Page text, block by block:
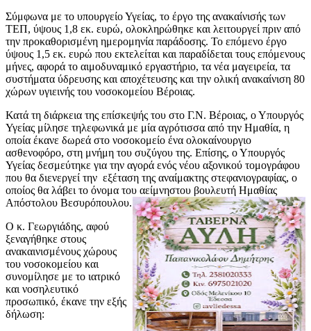
Σύμφωνα με το υπουργείο Υγείας, το έργο της ανακαίνισής των
ΤΕΠ, ύψους 1,8 εκ. ευρώ, ολοκληρώθηκε και λειτουργεί πριν από
την προκαθορισμένη ημερομηνία παράδοσης. Το επόμενο έργο
ύψους 1,5 εκ. ευρώ που εκτελείται και παραδίδεται τους επόμενους
μήνες, αφορά το αιμοδυναμικό εργαστήριο, τα νέα μαγειρεία, τα
συστήματα ύδρευσης και αποχέτευσης και την ολική ανακαίνιση 80
χώρων υγιεινής του νοσοκομείου Βέροιας.
Κατά τη διάρκεια της επίσκεψής του στο Γ.Ν. Βέροιας, ο Υπουργός
Υγείας μίλησε τηλεφωνικά με μία αγρότισσα από την Ημαθία, η
οποία έκανε δωρεά στο νοσοκομείο ένα ολοκαίνουργιο
ασθενοφόρο, στη μνήμη του συζύγου της. Επίσης, ο Υπουργός
Υγείας δεσμεύτηκε για την αγορά ενός νέου αξονικού τομογράφου
που θα διενεργεί την εξέταση της αναίμακτης στεφανιογραφίας, ο
οποίος θα λάβει το όνομα του αείμνηστου βουλευτή Ημαθίας
Απόστολου Βεσυρόπουλου.
Ο κ. Γεωργιάδης, αφού
ξεναγήθηκε στους
ανακαινισμένους χώρους
του νοσοκομείου και
συνομίλησε με το ιατρικό
και νοσηλευτικό
προσωπικό, έκανε την εξής
δήλωση: